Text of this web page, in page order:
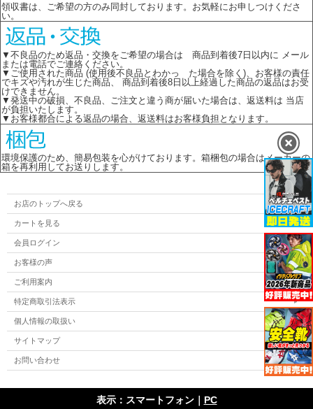
領収書は、ご希望の方のみ同封しております。お気軽にお申しつけくださ
い。
▼不良品のため返品・交換をご希望の場合は 商品到着後7日以内に メール
または電話でご連絡ください。
▼ご使用された商品 (使用後不良品とわかっ た場合を除く)、お客様の責任
でキズや汚れが生じた商品、 商品到着後8日以上経過した商品の返品はお受
けできません。
▼発送中の破損、不良品、ご注文と違う商が届いた場合は、返送料は 当店
が負担いたします。
▼お客様都合による返品の場合、返送料はお客様負担となります。
環境保護のため、簡易包装を心がけております。箱梱包の場合はメーカーの
箱を再利用してお送りします。
お店のトップへ戻る
カートを見る
会員ログイン
お客様の声
ご利用案内
特定商取引法表示
個人情報の取扱い
サイトマップ
お問い合わせ
表示：スマートフォン｜ PC